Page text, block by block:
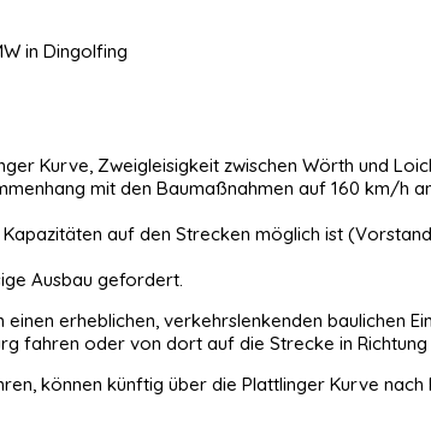
in Dingolfing
Kurve, Zweigleisigkeit zwischen Wörth und
mit den Baumaßnahmen auf 160 km/h
auf den Strecken möglich ist
Ausbau gefordert.
erheblichen, verkehrslenkenden baulichen
fahren oder von dort auf die Strecke in Richtung
können künftig über die Plattlinger Kurve